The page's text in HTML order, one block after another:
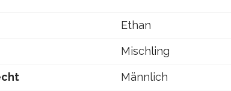
Ethan
Mischling
Männlich